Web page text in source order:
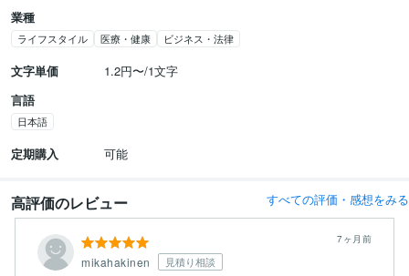
業種
ライフスタイル 医療・健康 ビジネス・法律
文字単価
1.2円〜/1文字
言語
日本語
定期購入 可能
高評価のレビュー すべての評価・感想をみる
mikahakinen 見積り相談
7ヶ月前